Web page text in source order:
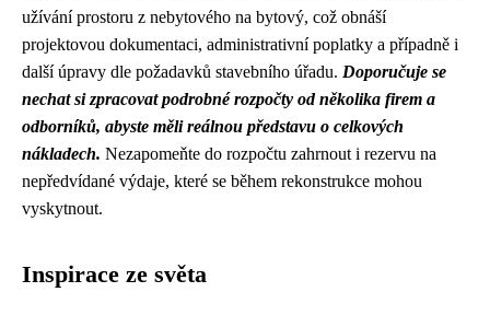
užívání prostoru z nebytového na bytový, což obnáší
projektovou dokumentaci, administrativní poplatky a případně i
další úpravy dle požadavků stavebního úřadu. Doporučuje se
nechat si zpracovat podrobné rozpočty od několika firem a
odborníků, abyste měli reálnou představu o celkových
nákladech. Nezapomeňte do rozpočtu zahrnout i rezervu na
nepředvídané výdaje, které se během rekonstrukce mohou
vyskytnout.
Inspirace ze světa